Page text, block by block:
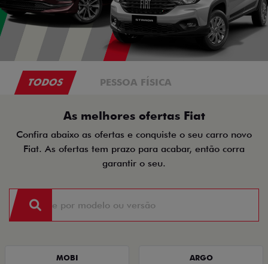
TODOS PESSOA FÍSICA
As melhores ofertas Fiat
Confira abaixo as ofertas e conquiste o seu carro novo
Fiat. As ofertas tem prazo para acabar, então corra
garantir o seu.
MOBI ARGO